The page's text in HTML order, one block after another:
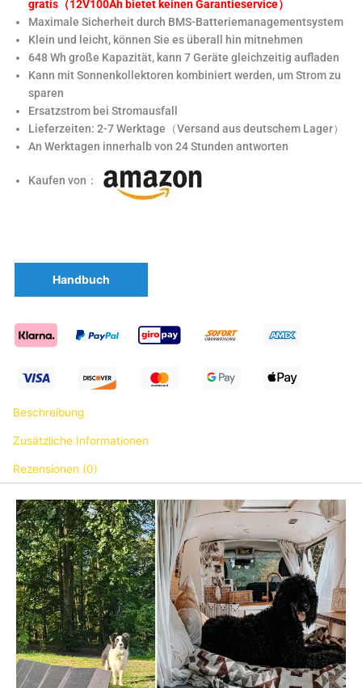
gratis（12V100Ah bietet keinen Garantieservice）
Maximale Sicherheit durch BMS-Batteriemanagementsystem
Klein und leicht, können Sie es überall hin mitnehmen
648 Wh große Kapazität, kann 7 Geräte gleichzeitig aufladen
Kann mit Sonnenkollektoren kombiniert werden, um Strom zu
sparen
Ersatzstrom bei Stromausfall
Lieferzeiten: 2-7 Werktage（Versand aus deutschem Lager）
An Werktagen innerhalb von 24 Stunden antworten
Kaufen von：
Handbuch
Beschreibung
Zusätzliche Informationen
Rezensionen (0)